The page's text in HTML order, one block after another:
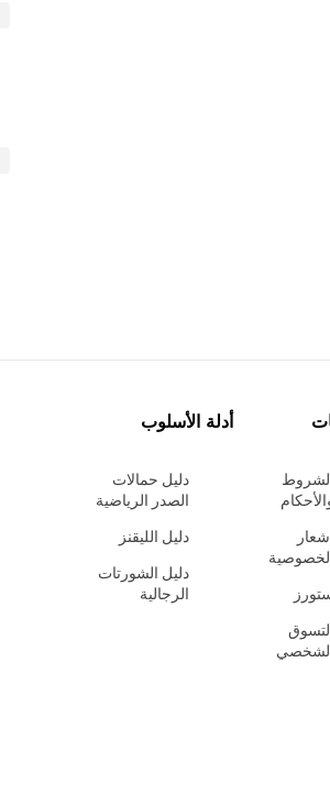
أدلة الأسلوب
دليل حمالات
الصدر الرياضية
دليل الليقنز
دليل الشورتات
الرجالية